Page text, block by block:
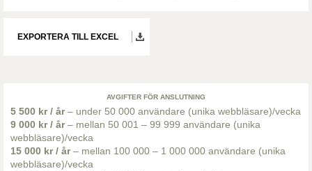
EXPORTERA TILL EXCEL
AVGIFTER FÖR ANSLUTNING
5 500 kr / år– under 50 000 användare (unika webbläsare)/vecka
9 000 kr / år– mellan 50 001 – 99 999 användare (unika
webbläsare)/vecka
15 000 kr / år– mellan 100 000 – 1 000 000 användare (unika
webbläsare)/vecka